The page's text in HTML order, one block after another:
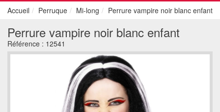
Accueil Perruque Mi-long Perrure vampire noir blanc enfant
Perrure vampire noir blanc enfant
Référence : 12541